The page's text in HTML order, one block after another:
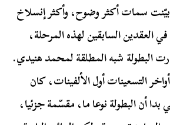
بيّنت سمات أكثر وضوح، وأكثر إنسلاخ
العقدين السابقين لهذه المرحلة،
البطولة شبه المطلقة لمحمد هنيدي.
التسعينات أول الألفينات، كان
أن البطولة نوعا ما، مقسّمة جزئيا،